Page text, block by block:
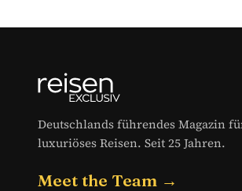
Deutschlands führendes Magazin
luxuriöses Reisen. Seit 25 Jahren.
Meet the Team →